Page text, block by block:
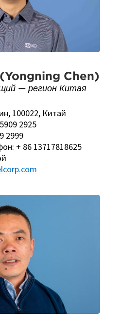
Chen)
— регион Китая
100022, Китай
2925
2999
+ 86 13717818625